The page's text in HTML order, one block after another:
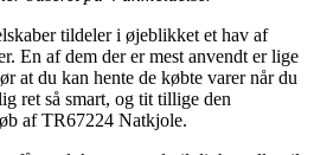
tildeler i øjeblikket et hav af
En af dem der er mest anvendt er lige
at du kan hente de købte varer når du
ret så smart, og tit tillige den
af TR67224 Natkjole.